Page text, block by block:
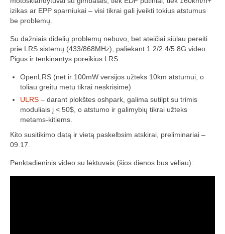
Media
Rezultatai
2016 trečios lenktynės
2016-3 lenktynės/FPV susitikimas –
dienotvarkė, tikslai
2016 trečių lenktynių media
Minikopterių lenktynių taisyklės (2016-3)
Trasos schema (2016-3)
Lėktuvų lenktynių taisyklės – 2017-1
izikas ar EPP sparniukai – visi tikrai gali įveikti tokius atstumus
be problemų.
Su dažniais didelių problemų nebuvo, bet ateičiai siūlau pereiti
prie LRS sistemų (433/868MHz), paliekant 1.2/2.4/5.8G video.
Pigūs ir tenkinantys poreikius LRS:
OpenLRS (net ir 100mW versijos užteks 10km atstumui, o
toliau greitu metu tikrai neskrisime)
ULRS – darant plokštes oshpark, galima sutilpt su trimis
moduliais į < 50$, o atstumo ir galimybių tikrai užteks
metams-kitiems.
Kito susitikimo datą ir vietą paskelbsim atskirai, preliminariai –
09.17.
Penktadieninis video su lėktuvais (šios dienos bus vėliau):